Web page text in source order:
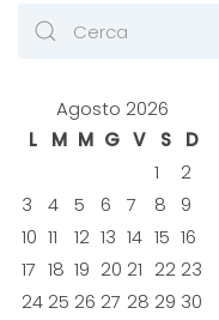
Agosto 2026
L
M M G V S
D
1
2
3
4 5 6 7 8
9
10 11 12 13 14 15 16
17 18 19 20 21 22 23
24 25 26 27 28 29 30